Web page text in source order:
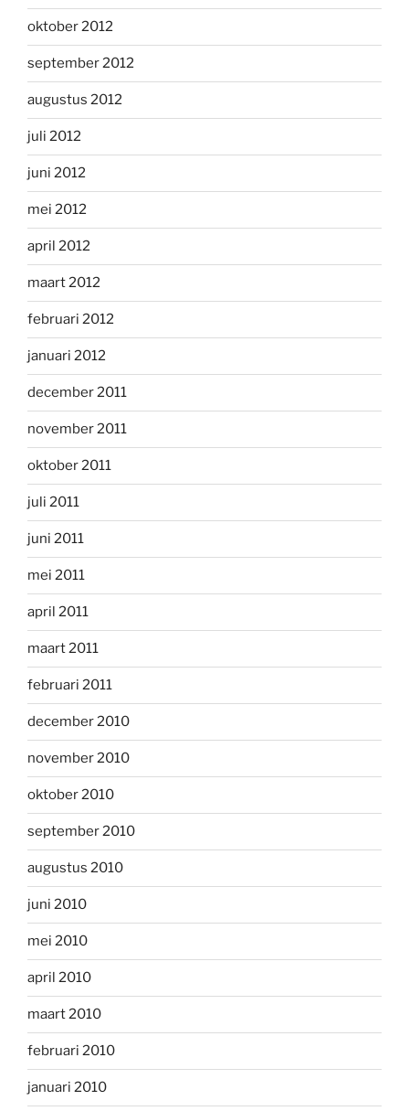
oktober 2012
september 2012
augustus 2012
juli 2012
juni 2012
mei 2012
april 2012
maart 2012
februari 2012
januari 2012
december 2011
november 2011
oktober 2011
juli 2011
juni 2011
mei 2011
april 2011
maart 2011
februari 2011
december 2010
november 2010
oktober 2010
september 2010
augustus 2010
juni 2010
mei 2010
april 2010
maart 2010
februari 2010
januari 2010